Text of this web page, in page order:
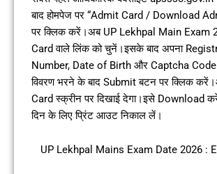
बाद होमपेज पर “Admit Card / Download
पर क्लिक करें।अब UP Lekhpal Main Exam
Card वाले लिंक को चुनें।इसके बाद अपना
Number, Date of Birth और Captcha Code
विवरण भरने के बाद Submit बटन पर क्लिक
Card स्क्रीन पर दिखाई देगा।इसे Download
दिन के लिए प्रिंट आउट निकाल लें।
UP Lekhpal Mains Exam Date 2026 :